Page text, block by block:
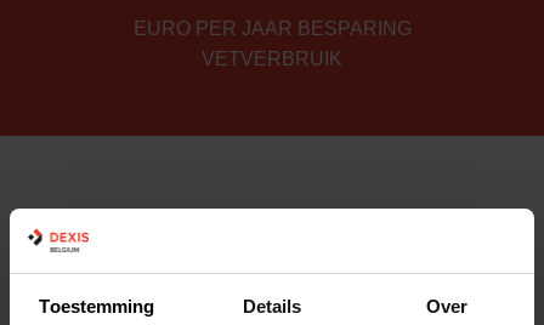
Toestemming Details Over
EURO PER JAAR BESPARING
VETVERBRUIK